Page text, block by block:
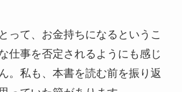
って、お金持ちになるというこ
仕事を否定されるようにも感じ
。私も、本書を読む前を振り返